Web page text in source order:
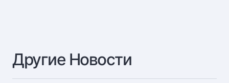
Другие Новости